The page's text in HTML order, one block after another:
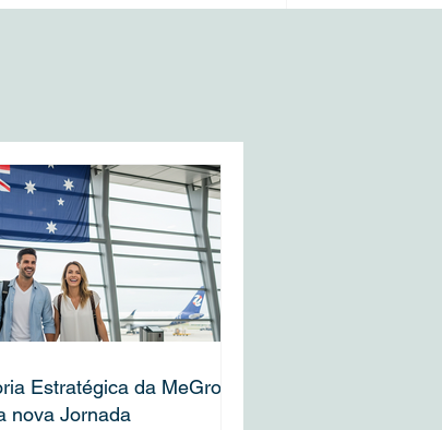
Estratégica da MeGrow
nova Jornada